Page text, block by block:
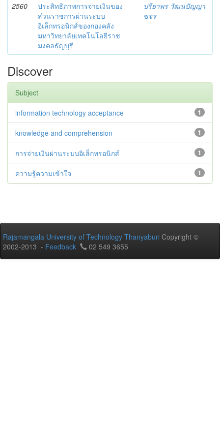
2560
ประสิทธิภาพการจ่ายเงินของ
ส่วนราชการผ่านระบบ
อิเล็กทรอนิกส์ของกองคลัง
มหาวิทยาลัยเทคโนโลยีราช
มงคลธัญบุรี
ปรียาพร วัฒนปัญญา
ขจร
Discover
Subject
1
information technology acceptance
1
knowledge and comprehension
1
การจ่ายเงินผ่านระบบอิเล็กทรอนิกส์
1
ความรู้ความเข้าใจ
Rajamangala University of Technology Thanyaburi Copyright ©
2002-2013 - Feedback 02 549 3655